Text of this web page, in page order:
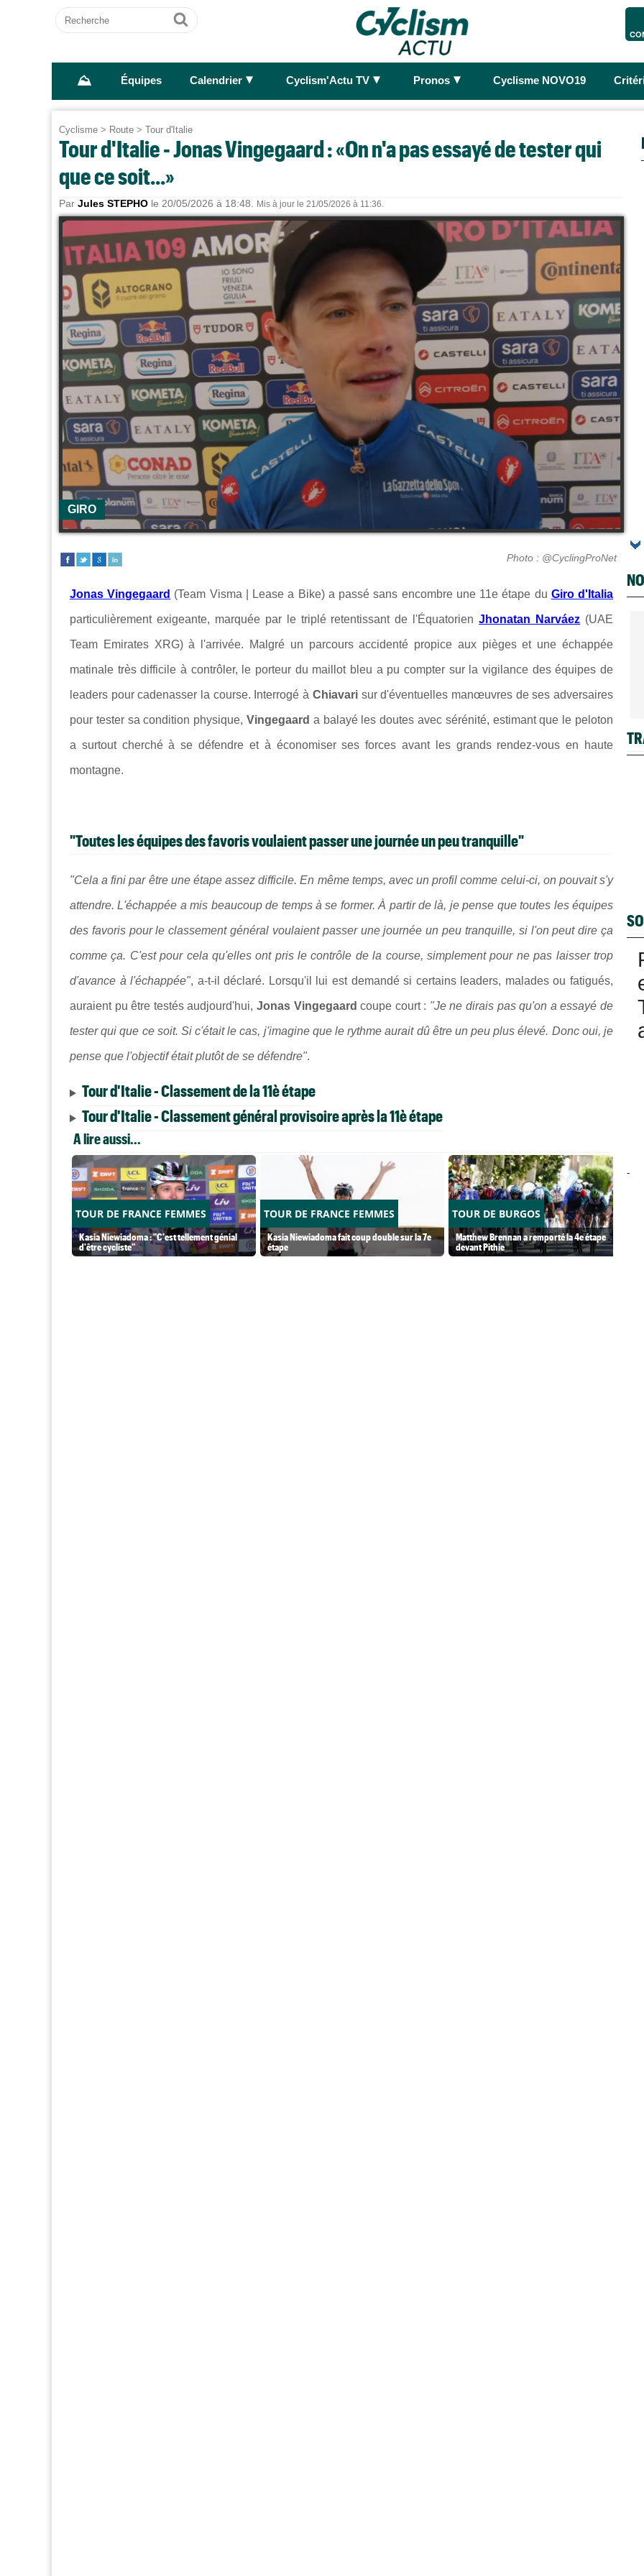
Recherche
Ok
⛰ Équipes Calendrier ► Cyclism'Actu TV ► Pronos ► Cyclisme NOVO19
Cyclisme > Route > Tour d'Italie
Tour d'Italie - Jonas Vingegaard : «On n'a pas essayé de tester qui
que ce soit...»
Par Jules STEPHO le 20/05/2026 à 18:48. Mis à jour le 21/05/2026 à 11:36.
GIRO
Photo : @CyclingProNet
Jonas Vingegaard (Team Visma | Lease a Bike) a passé sans encombre une 11e étape du Giro d'Italia
particulièrement exigeante, marquée par le triplé retentissant de l'Équatorien Jhonatan Narváez (UAE
Team Emirates XRG) à l'arrivée. Malgré un parcours accidenté propice aux pièges et une échappée
matinale très difficile à contrôler, le porteur du maillot bleu a pu compter sur la vigilance des équipes de
leaders pour cadenasser la course. Interrogé à Chiavari sur d'éventuelles manœuvres de ses adversaires
pour tester sa condition physique, Vingegaard a balayé les doutes avec sérénité, estimant que le peloton
a surtout cherché à se défendre et à économiser ses forces avant les grands rendez-vous en haute
montagne.
"Toutes les équipes des favoris voulaient passer une journée un peu tranquille"
"Cela a fini par être une étape assez difficile. En même temps, avec un profil comme celui-ci, on pouvait s'y
attendre. L'échappée a mis beaucoup de temps à se former. À partir de là, je pense que toutes les équipes
des favoris pour le classement général voulaient passer une journée un peu tranquille, si l'on peut dire ça
comme ça. C'est pour cela qu'elles ont pris le contrôle de la course, simplement pour ne pas laisser trop
d'avance à l'échappée", a-t-il déclaré. Lorsqu'il lui est demandé si certains leaders, malades ou fatigués,
auraient pu être testés audjourd'hui, Jonas Vingegaard coupe court : "Je ne dirais pas qu'on a essayé de
tester qui que ce soit. Si c'était le cas, j'imagine que le rythme aurait dû être un peu plus élevé. Donc oui, je
pense que l'objectif était plutôt de se défendre".
Tour d'Italie - Classement de la 11è étape
Tour d'Italie - Classement général provisoire après la 11è étape
A lire aussi...
TOUR DE FRANCE FEMMES
Kasia Niewiadoma : "C'est tellement génial
d'être cycliste"
TOUR DE FRANCE FEMMES
Kasia Niewiadoma fait coup double sur la 7e
étape
TOUR DE BURGOS
Matthew Brennan a remporté la 4e étape
devant Pithie
-